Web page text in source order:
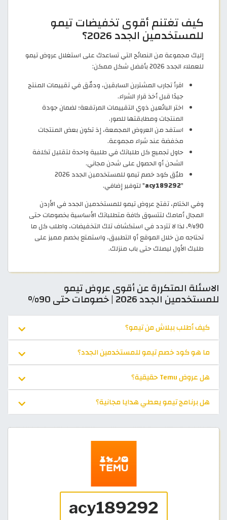
كيف تغتنم أقوى تخفيضات تيمو
للمستخدمين الجدد 2026؟
إليك مجموعة من النصائح التي تساعدك على استغلال عروض تيمو
للعملاء الجدد 2026 بأفضل شكل ممكن:
اقرأ تجارب المشترين السابقين، ودقّق في تقييمات المنتج
جيدًا قبل أخذ قرار الشراء.
اختر البائعين ذوي التقييمات المرتفعة؛ لضمان جودة
المنتجات ومطابقتها للصور.
استفد من العروض المجمعة، إذ تكون بعض المنتجات
مخفضة عند شراء مجموعة.
حاول تجميع كل طلباتك في طلبية واحدة لتقليل تكلفة
الشحن أو الحصول على شحن مجاني.
طبّق كود خصم تيمو للمستخدمين الجدد 2026
"
acy189292" لتوفير إضافي.
وفي الختام، تفتح عروض تيمو للمستخدمين الجدد في الأردن
المجال أمامك لتتسوق كافة متطلباتك الأساسية بخصومات حتى
90%، لذا لا تتردد في استكشاف تلك التخفيضات، واطلب كل ما
تحتاجه من خلال الموقع أو التطبيق، واستمتع بخصم مميز على
طلبك الأول ليصلك حتى باب منزلك.
الاسئلة المتكررة عن أقوى عروض تيمو
للمستخدمين الجدد 2026 | خصومات حتى 90%
كيف أطلب ببلاش من تيمو؟
ما هو كود خصم تيمو للمستخدمين الجدد؟
هل عروض Temu حقيقية؟
هل برنامج تيمو يعطي هدايا مجانية؟